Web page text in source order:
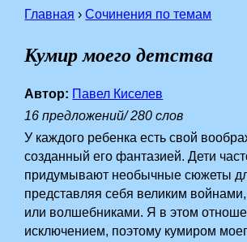
Главная › Сочинения по темам
Кумир моего детства
Автор: Павел Киселев
16 предложений/ 280 слов
У каждого ребенка есть свой
созданный его фантазией. Дети
придумывают необычные сюжеты
представляя себя великим
или волшебниками. Я в этом
исключением, поэтому кумиром